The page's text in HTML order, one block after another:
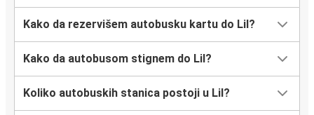
Kako da rezervišem autobusku kartu do Lil?
Kako da autobusom stignem do Lil?
Koliko autobuskih stanica postoji u Lil?